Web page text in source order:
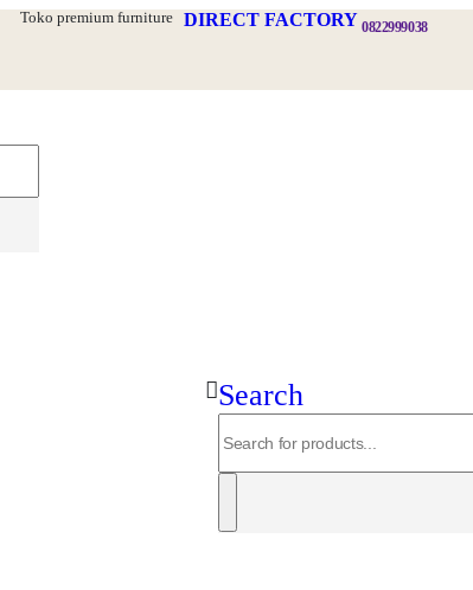
Toko premium furniture DIRECT FACTORY 0822999038
Search